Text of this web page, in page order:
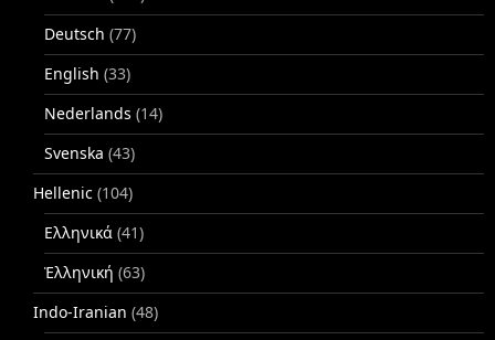
Deutsch (77)
English (33)
Nederlands (14)
Svenska (43)
Hellenic (104)
Ελληνικά (41)
Ἑλληνική (63)
Indo-Iranian (48)